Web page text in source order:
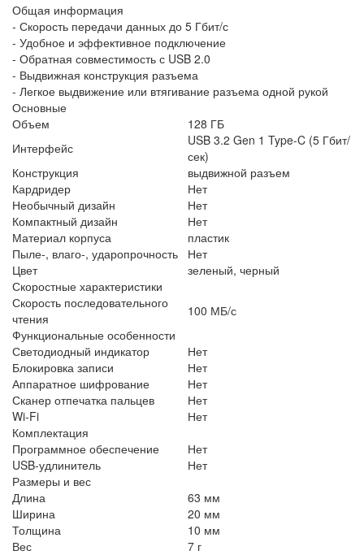
Общая информация
- Скорость передачи данных до 5 Гбит/с
- Удобное и эффективное подключение
- Обратная совместимость с USB 2.0
- Выдвижная конструкция разъема
- Легкое выдвижение или втягивание разъема одной рукой
Основные
Объем
128 ГБ
Интерфейс
USB 3.2 Gen 1 Type-C (5 Гбит/
сек)
Конструкция
выдвижной разъем
Кардридер
Нет
Необычный дизайн
Нет
Компактный дизайн
Нет
Материал корпуса
пластик
Пыле-, влаго-, ударопрочность
Нет
Цвет
зеленый, черный
Скоростные характеристики
Скорость последовательного
чтения
100 МБ/с
Функциональные особенности
Светодиодный индикатор
Нет
Блокировка записи
Нет
Аппаратное шифрование
Нет
Сканер отпечатка пальцев
Нет
Wi-Fi
Нет
Комплектация
Программное обеспечение
Нет
USB-удлинитель
Нет
Размеры и вес
Длина
63 мм
Ширина
20 мм
Толщина
10 мм
Вес
7 г